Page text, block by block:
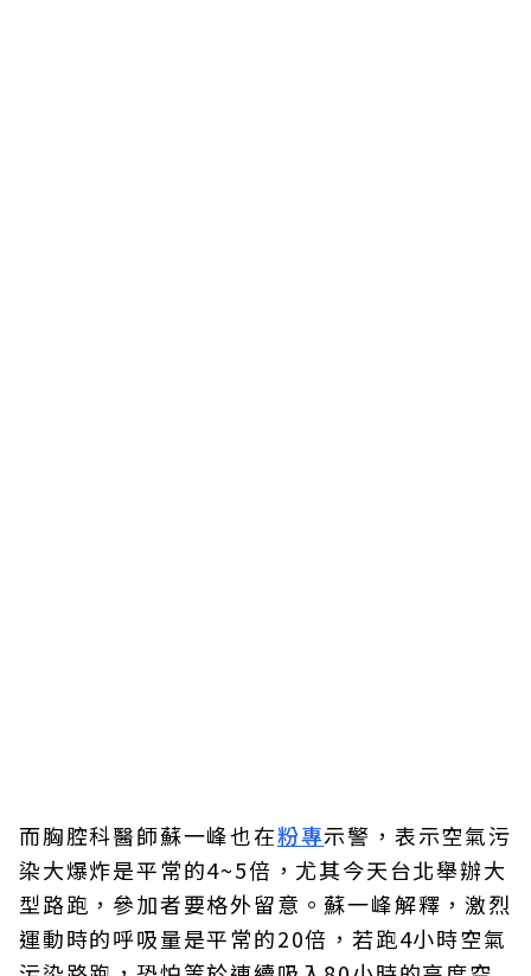
而胸腔科醫師蘇一峰也在粉專示警，表示空氣污
染大爆炸是平常的4~5倍，尤其今天台北舉辦大
型路跑，參加者要格外留意。蘇一峰解釋，激烈
運動時的呼吸量是平常的20倍，若跑4小時空氣